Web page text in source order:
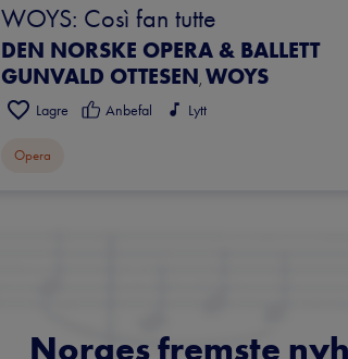
WOYS: Così fan tutte
DEN NORSKE OPERA & BALLETT
GUNVALD OTTESEN, WOYS
Lagre Anbefal Lytt
Opera
Norges fremste